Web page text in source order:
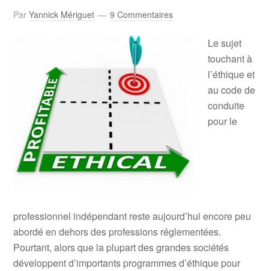
ParYannick Mériguet 9 Commentaires
Le sujet
touchant à
l’éthique et
au code de
conduite
pour le
professionnel indépendant reste aujourd’hui encore peu
abordé en dehors des professions réglementées.
Pourtant, alors que la plupart des grandes sociétés
développent d’importants programmes d’éthique pour